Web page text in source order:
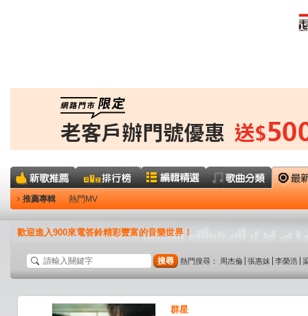
推薦專輯 熱門MV
歡迎進入900來電答鈴精彩豐富的音樂世界！
搜尋 熱門搜尋： 周杰倫 張惠妹 李榮浩
群星